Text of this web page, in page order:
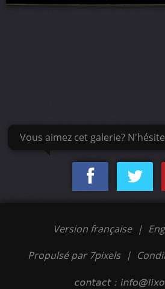
Vous aimez cet galerie?
Version française |
Propulsé par 7pixels |